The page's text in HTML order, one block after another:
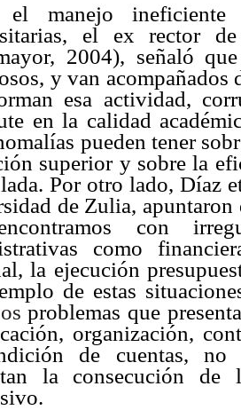
el manejo ineficiente
el ex rector
2004), señaló
y van
esa actividad,
en la calidad
pueden tener
superior y sobre la
Por otro lado, Díaz
de Zulia, apuntaron
con
como
la ejecución
de estas
problemas que
organización,
de cuentas, no
la consecución de